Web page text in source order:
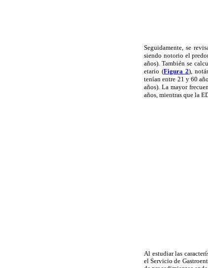
Seguidamente, se
siendo notorio el
años). También se
etario (Figura 2),
tenían entre 21 y 60
años). La mayor
años, mientras que la
Al estudiar las
el Servicio de